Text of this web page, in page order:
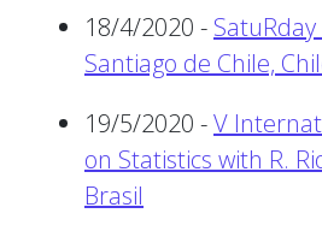
18/4/2020 -
Santiago de Chile,
19/5/2020 -V
on Statistics with R.
Brasil